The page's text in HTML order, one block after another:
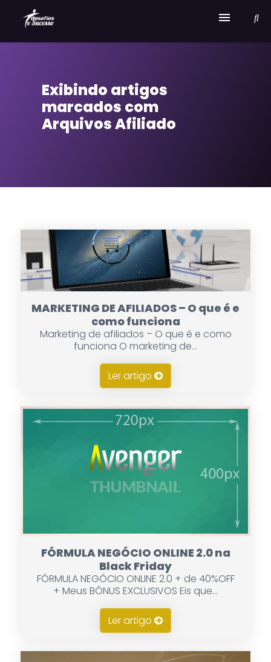
Serviços
Sobre Desafios e Sucesso
Exibindo artigos
marcados com
Arquivos Afiliado
MARKETING DE AFILIADOS – O que é e
como funciona
Marketing de afiliados – O que é e como
funciona O marketing de...
Ler artigo
FÓRMULA NEGÓCIO ONLINE 2.0 na
Black Friday
FÓRMULA NEGÓCIO ONLINE 2.0 + de 40%OFF
+ Meus BÔNUS EXCLUSIVOS Eis que...
Ler artigo